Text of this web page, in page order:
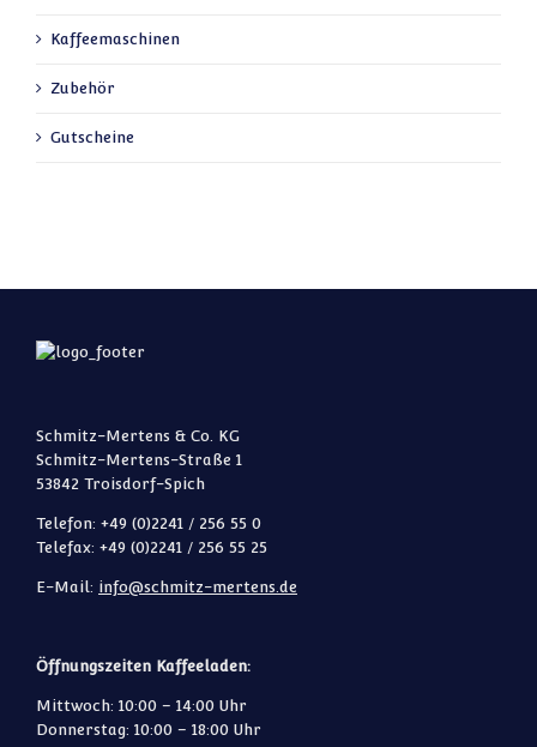
Kaffeemaschinen
Zubehör
Gutscheine
Schmitz-Mertens & Co. KG
Schmitz-Mertens-Straße 1
53842 Troisdorf-Spich
Telefon: +49 (0)2241 / 256 55 0
Telefax: +49 (0)2241 / 256 55 25
E-Mail: info@schmitz-mertens.de
Öffnungszeiten Kaffeeladen:
Mittwoch: 10:00 – 14:00 Uhr
Donnerstag: 10:00 – 18:00 Uhr